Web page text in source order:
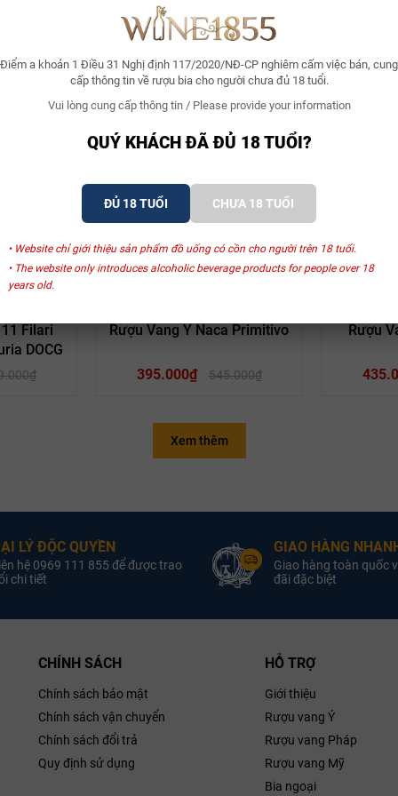
Điểm a khoản 1 Điều 31 Nghị định 117/2020/NĐ-CP nghiêm cấm việc bán, cung
cấp thông tin về rượu bia cho người chưa đủ 18 tuổi.
Vui lòng cung cấp thông tin / Please provide your information
QUÝ KHÁCH ĐÃ ĐỦ 18 TUỔI?
ĐỦ 18 TUỔI CHƯA 18 TUỔI
• Website chỉ giới thiệu sản phẩm đồ uống có cồn cho người trên 18 tuổi.
• The website only introduces alcoholic beverage products for people over 18
years old.
Malvasia Nera
nho cổ điển và nổi tiếng nhất tại nước Ý. Nho được thu hoạch thủ
hươngsocola đen, vanivà thoảng nhẹ mùigia vị gỗ sồi.
quyện với vị ngọt nhẹ ở hậu vị. Cấu trúc rượu cân bằng, hậu vị kéo dài
SẢN PHẨM LIÊN QUAN
Filari
DOCG
Nồng Độ
Xuất
Rượu Vang Ý Naca Primitivo
395.000₫ 545.000₫
Loại Vang:
Rượu Vang Đỏ
Nhà Sản Xuất:
Dung Tích:
750ml
Giống Nho:
Primitivo
Rượu
Rượu
San
Xem thêm
LÝ ĐỘC QUYỀN
hệ 0969 111 855 để được trao
chi tiết
GIAO HÀNG
Giao hàng toàn quốc
đãi đặc biệt
CHÍNH SÁCH
Chính sách bảo mật
Chính sách vận chuyển
Chính sách đổi trả
Quy định sử dụng
HỖ TRỢ
Giới thiệu
Rượu vang Ý
Rượu vang Pháp
Rượu vang Mỹ
Bia ngoại